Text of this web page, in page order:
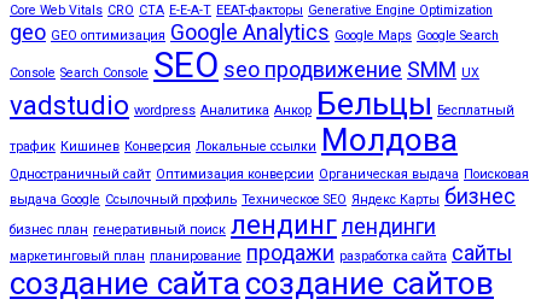
Core Web Vitals CRO CTA E-E-A-T EEAT-факторы Generative Engine Optimization
geo GEO оптимизация Google Analytics Google Maps Google Search
Console Search Console SEO seo продвижение SMM UX
vadstudio wordpress Аналитика Анкор Бельцы Бесплатный
трафик Кишинев Конверсия Локальные ссылки Молдова
Одностраничный сайт Оптимизация конверсии Органическая выдача Поисковая
выдача Google Ссылочный профиль Техническое SEO Яндекс Карты бизнес
бизнес план генеративный поиск лендинг лендинги
маркетинговый план планирование продажи разработка сайта сайты
создание сайта создание сайтов